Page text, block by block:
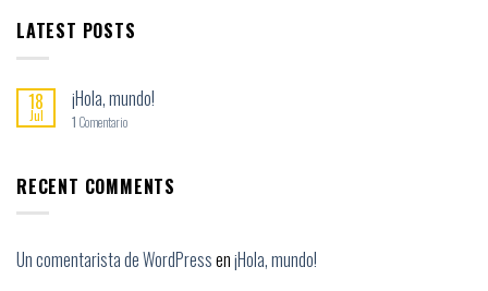
LATEST POSTS
18
Jul
¡Hola, mundo!
1 Comentario
RECENT COMMENTS
Un comentarista de WordPressen¡Hola, mundo!